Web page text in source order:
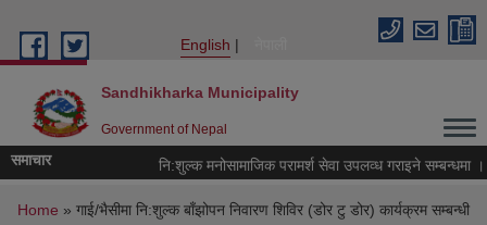
English
Sandhikharka Municipality
Government of Nepal
समाचार नि:शुल्क मनोसामाजिक परामर्श सेवा उपलव्ध गराइने सम्बन्धमा ।
You are here
Home » गाई/भैसीमा नि:शुल्क बाँझोपन निवारण शिविर (डोर टु डोर) कार्यक्रम सम्बन्धी